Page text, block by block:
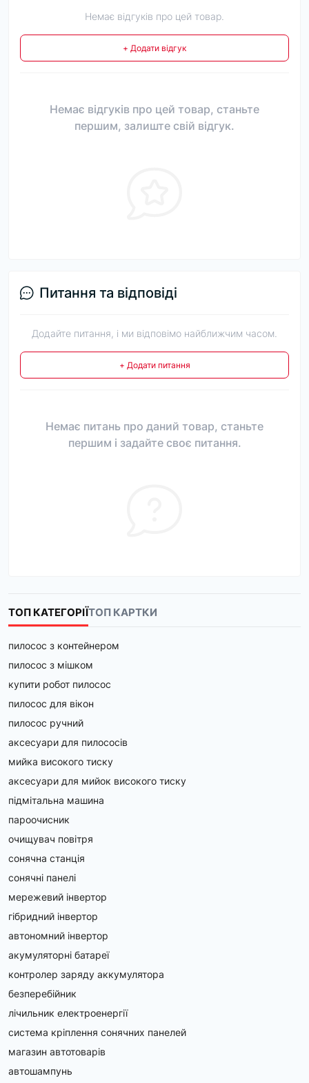
Немає відгуків про цей товар.
+ Додати відгук
Немає відгуків про цей товар, станьте
першим, залиште свій відгук.
Питання та відповіді
Додайте питання, і ми відповімо найближчим часом.
+ Додати питання
Немає питань про даний товар, станьте
першим і задайте своє питання.
ТОП КАТЕГОРІЇТОП КАРТКИ
пилосос з контейнером
пилосос з мішком
купити робот пилосос
пилосос для вікон
пилосос ручний
аксесуари для пилососів
мийка високого тиску
аксесуари для мийок високого тиску
підмітальна машина
пароочисник
очищувач повітря
сонячна станція
сонячні панелі
мережевий інвертор
гібридний інвертор
автономний інвертор
акумуляторні батареї
контролер заряду аккумулятора
безперебійник
лічильник електроенергії
система кріплення сонячних панелей
магазин автотоварів
автошампунь